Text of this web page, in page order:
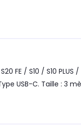
FE / S10 / S10 PLUS
USB-C. Taille : 3